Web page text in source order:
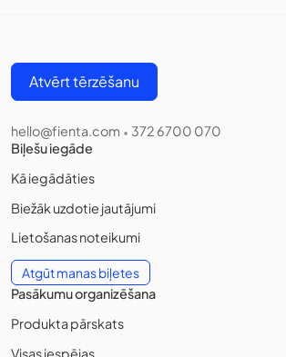
Atvērt tērzēšanu
hello@fienta.com • 372 6700 070
Biļešu iegāde
Kā iegādāties
Biežāk uzdotie jautājumi
Lietošanas noteikumi
Atgūt manas biļetes
Pasākumu organizēšana
Produkta pārskats
Visas iespējas